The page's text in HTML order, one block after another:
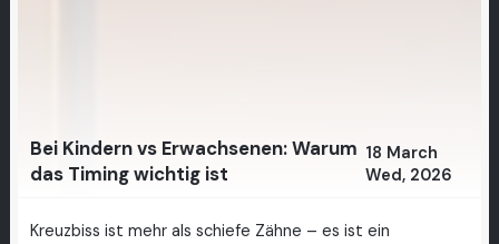
Bei Kindern vs Erwachsenen: Warum
das Timing wichtig ist
18 March
Wed, 2026
Kreuzbiss ist mehr als schiefe Zähne – es ist ein